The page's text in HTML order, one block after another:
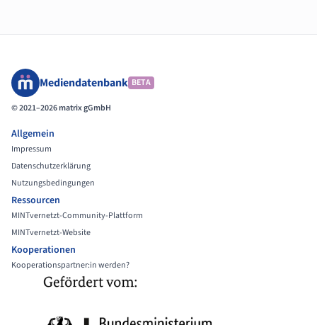
Mediendatenbank BETA
© 2021–2026 matrix gGmbH
Allgemein
Impressum
Datenschutzerklärung
Nutzungsbedingungen
Ressourcen
MINTvernetzt-Community-Plattform
MINTvernetzt-Website
Kooperationen
Kooperationspartner:in werden?